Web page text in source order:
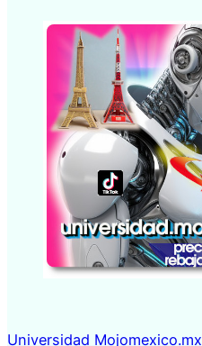
Universidad Mojomexico.mx